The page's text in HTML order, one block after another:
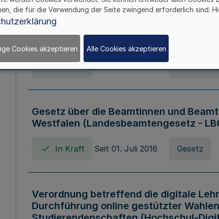
Verordnung über die
Nordrhein-Westfalen
Gesetz über die Beamtinnen und
Westfalen (Landesbeamtengesetz -
In Kraft Seit 01. Juli 2016 Gesetz
Verordnung betreffend die digitale
Durchführung online gestützter
die für die Verwendung der Seite zwingend erforderlich sind.
Cookies akzeptieren Alle Cookies akzeptieren